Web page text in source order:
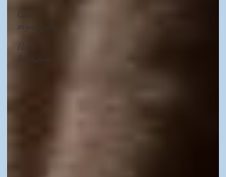
Casa
organizada
Paz e
harmonia